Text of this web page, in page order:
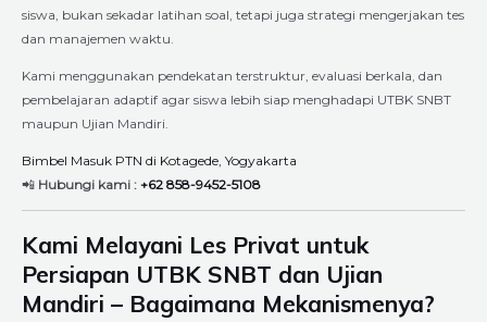
siswa, bukan sekadar latihan soal, tetapi juga strategi mengerjakan tes
dan manajemen waktu.
Kami menggunakan pendekatan terstruktur, evaluasi berkala, dan
pembelajaran adaptif agar siswa lebih siap menghadapi UTBK SNBT
maupun Ujian Mandiri.
Bimbel Masuk PTN di Kotagede, Yogyakarta
📲 Hubungi kami : +62 858-9452-5108
Kami Melayani Les Privat untuk
Persiapan UTBK SNBT dan Ujian
Mandiri – Bagaimana Mekanismenya?